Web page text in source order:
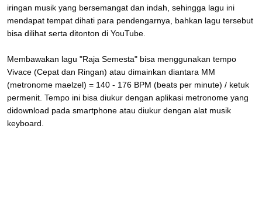
iringan musik yang bersemangat dan indah, sehingga lagu ini
mendapat tempat dihati para pendengarnya, bahkan lagu tersebut
bisa dilihat serta ditonton di YouTube.
Membawakan lagu "Raja Semesta" bisa menggunakan tempo
Vivace (Cepat dan Ringan) atau dimainkan diantara MM
(metronome maelzel) = 140 - 176 BPM (beats per minute) / ketuk
permenit. Tempo ini bisa diukur dengan aplikasi metronome yang
didownload pada smartphone atau diukur dengan alat musik
keyboard.